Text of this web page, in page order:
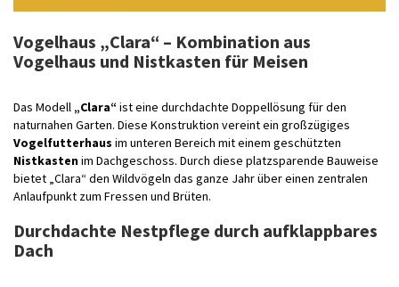
Vogelhaus „Clara“ – Kombination aus
Vogelhaus und Nistkasten für Meisen
Das Modell„Clara“ist eine durchdachte Doppellösung für den
naturnahen Garten. Diese Konstruktion vereint ein großzügiges
Vogelfutterhaus im unteren Bereich mit einem geschützten
Nistkastenim Dachgeschoss. Durch diese platzsparende Bauweise
bietet „Clara“ den Wildvögeln das ganze Jahr über einen zentralen
Anlaufpunkt zum Fressen und Brüten.
Durchdachte Nestpflege durch aufklappbares
Dach